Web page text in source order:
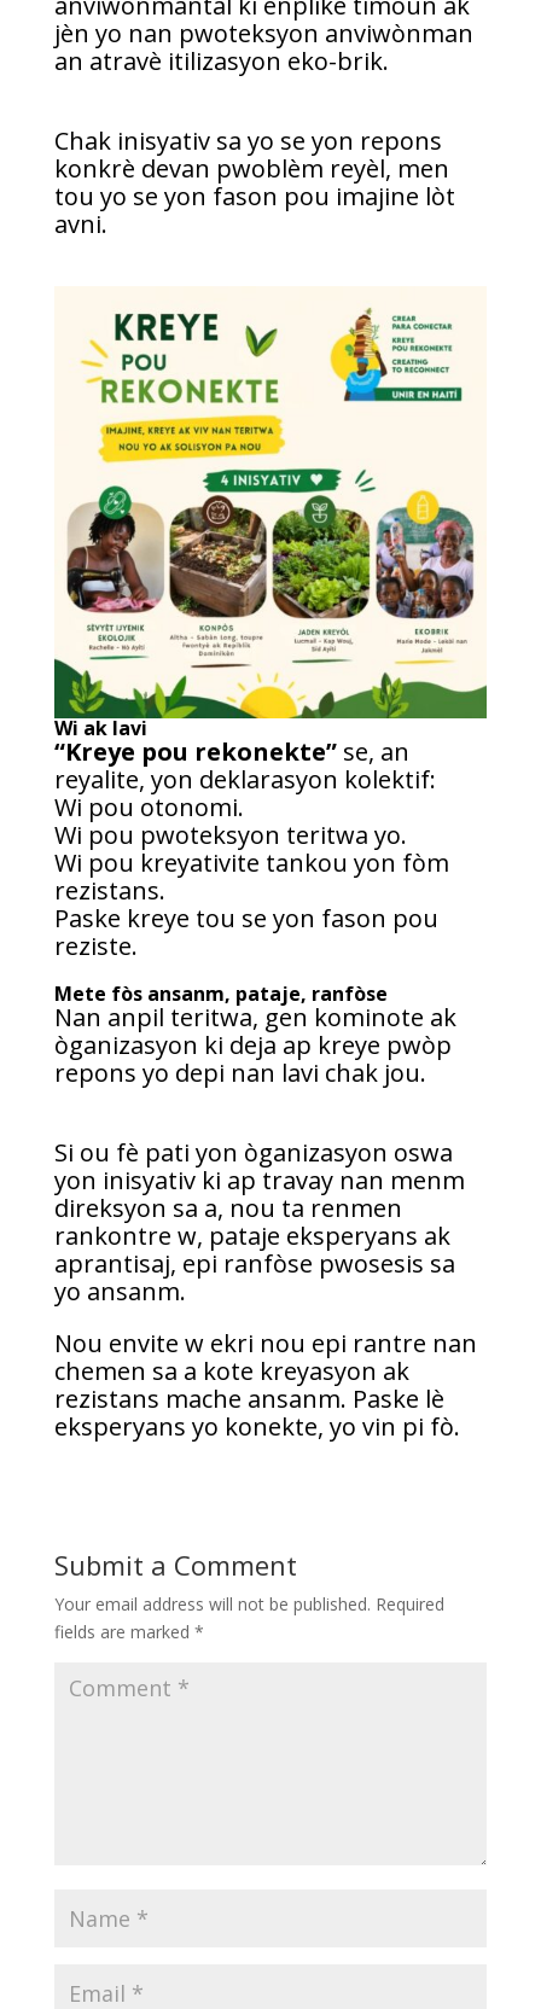
jèn yo nan pwoteksyon anviwònman
an atravè itilizasyon eko-brik.
Chak inisyativ sa yo se yon repons
konkrè devan pwoblèm reyèl, men
tou yo se yon fason pou imajine lòt
avni.
Wi ak lavi
“Kreye pou rekonekte”se, an
reyalite, yon deklarasyon kolektif:
Wi pou otonomi.
Wi pou pwoteksyon teritwa yo.
Wi pou kreyativite tankou yon fòm
rezistans.
Paske kreye tou se yon fason pou
reziste.
Mete fòs ansanm, pataje, ranfòse
Nan anpil teritwa, gen kominote ak
òganizasyon ki deja ap kreye pwòp
repons yo depi nan lavi chak jou.
Si ou fè pati yon òganizasyon oswa
yon inisyativ ki ap travay nan menm
direksyon sa a, nou ta renmen
rankontre w, pataje eksperyans ak
aprantisaj, epi ranfòse pwosesis sa
yo ansanm.
Nou envite w ekri nou epi rantre nan
chemen sa a kote kreyasyon ak
rezistans mache ansanm. Paske lè
eksperyans yo konekte, yo vin pi fò.
Submit a Comment
Your email address will not be published. Required
fields are marked *